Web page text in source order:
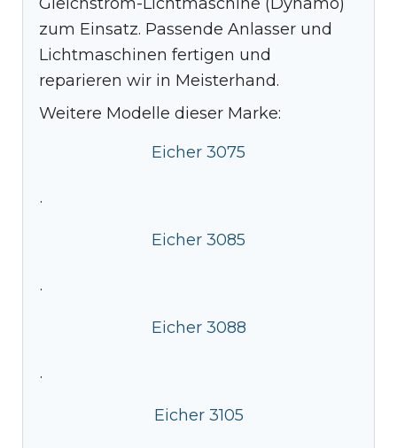
zum Einsatz. Passende Anlasser und
Lichtmaschinen fertigen und
reparieren wir in Meisterhand.
Weitere Modelle dieser Marke:
Eicher 3075
·
Eicher 3085
·
Eicher 3088
·
Eicher 3105